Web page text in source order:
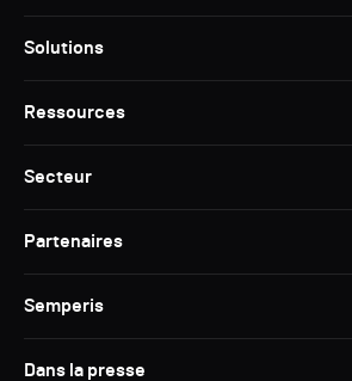
Solutions
Ressources
Secteur
Partenaires
Semperis
Dans la presse